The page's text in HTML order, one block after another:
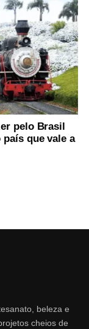
pelo Brasil
que vale a
beleza e
cheios de